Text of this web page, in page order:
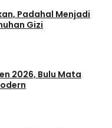
Padahal Menjadi
Gizi
2026, Bulu Mata